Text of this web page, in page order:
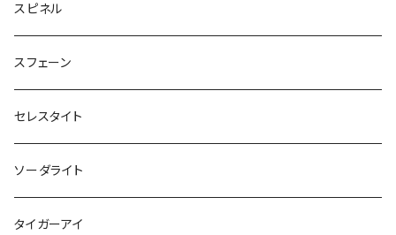
スピネル
スフェーン
セレスタイト
ソーダライト
タイガーアイ